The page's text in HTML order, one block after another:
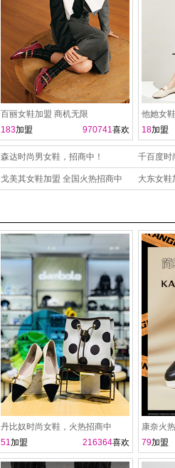
百丽女鞋加盟 商机无限
970741喜欢
183加盟
他她女
18加盟
森达时尚男女鞋，招商中！ 千百度时
谐！
戈美其女鞋加盟 全国火热招商中 大东女鞋
丹比奴时尚女鞋，火热招商中
216364喜欢
51加盟
康奈火
79加盟